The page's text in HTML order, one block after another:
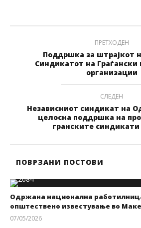
ПРЕТХОДЕН
Поддршка за штрајкот
Синдикатот на
организации
СЛЕДЕН
Независниот синдикат на
целосна поддршка на
гранските синдикати
ПОВРЗАНИ ПОСТОВИ
Одржана национална
општествено известување во
07/05/2026